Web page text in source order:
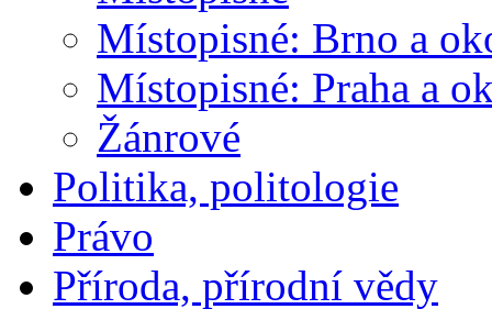
Místopisné: Brno a
Místopisné: Praha a
Žánrové
Politika, politologie
Právo
Příroda, přírodní vědy